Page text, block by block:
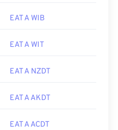
EAT A WIB
EAT A WIT
EAT A NZDT
EAT A AKDT
EAT A ACDT